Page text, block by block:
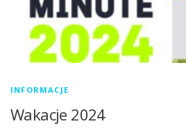
INFORMACJE
Wakacje 2024